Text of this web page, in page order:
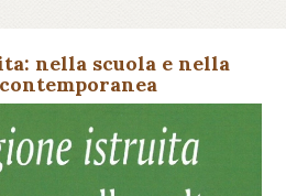
nella scuola e nella